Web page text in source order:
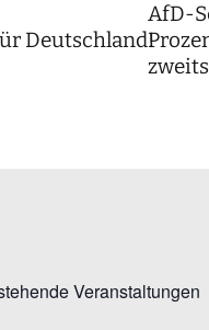
Deutschland!
AfD-
Veranstaltungen